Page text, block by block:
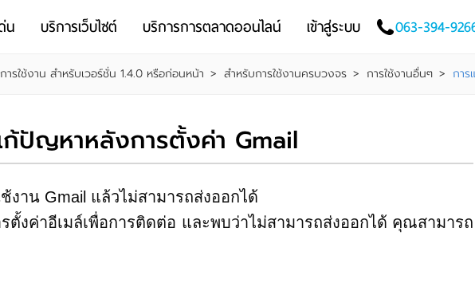
063-394-
น บริการเว็บไซต์ บริการการตลาดออนไลน์ เข้าสู่ระบบ
ารใช้งาน สำหรับเวอร์ชั่น 1.4.0 หรือก่อนหน้า > สำหรับการใช้งานครบวงจร > การใช้งานอื่นๆ > กา
ก้ปัญหาหลังการตั้งค่า Gmail
น Gmail แล้วไม่สามารถส่งออกได้
าอีเมล์เพื่อการติดต่อ และพบว่าไม่สามารถส่งออกได้ คุณสามารถ